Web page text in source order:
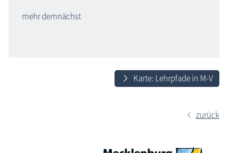
mehr demnächst
Karte: Lehrpfade in M-V
zurück